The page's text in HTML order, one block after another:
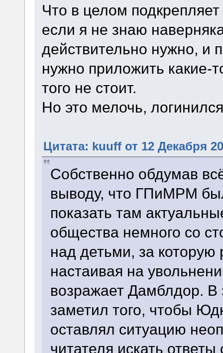
Что в целом
если я не знаю
действительно нужно, и
нужно приложить какие-
того не стоит.
Но это мелочь,
Цитата: kuuff от 12 Декабря
Собственно обдумав
выводу, что ГПиМРМ
показать там
общества немного со
над детьми, за которую
настаивая на
возражает Дамблдор. В
заметил того, чтобы
оставлял ситуацию
читателя искать